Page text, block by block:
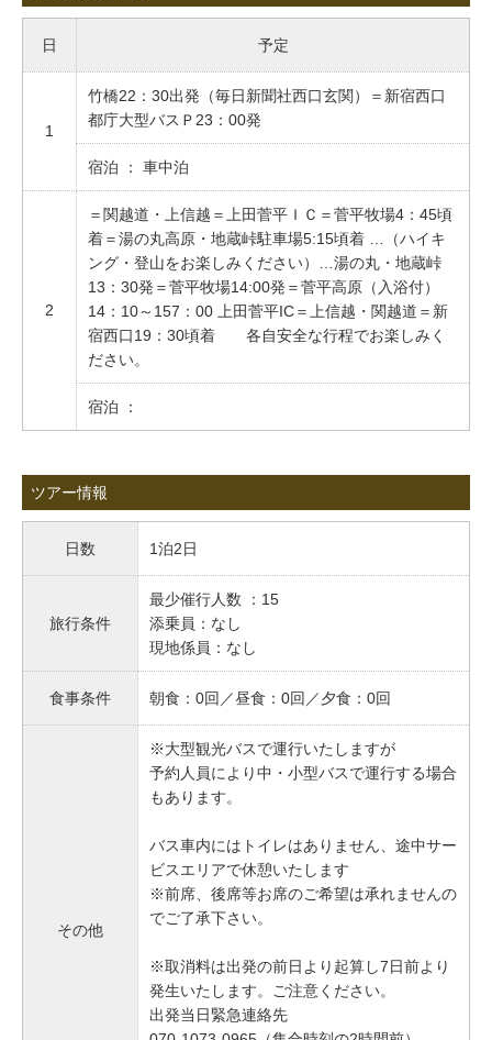
日 予定
1
竹橋22：30出発（毎日新聞社西口玄関）＝新宿西口
都庁大型バスＰ23：00発
宿泊 ： 車中泊
2
＝関越道・上信越＝上田菅平ＩＣ＝菅平牧場4：45頃
着＝湯の丸高原・地蔵峠駐車場5:15頃着 …（ハイキ
ング・登山をお楽しみください）…湯の丸・地蔵峠
13：30発＝菅平牧場14:00発＝菅平高原（入浴付）
14：10～157：00 上田菅平IC＝上信越・関越道＝新
宿西口19：30頃着 各自安全な行程でお楽しみく
ださい。
宿泊 ：
ツアー情報
日数 1泊2日
旅行条件
最少催行人数 ：15
添乗員：なし
現地係員：なし
食事条件 朝食：0回／昼食：0回／夕食：0回
その他
※大型観光バスで運行いたしますが
予約人員により中・小型バスで運行する場合
もあります。
バス車内にはトイレはありません、途中サー
ビスエリアで休憩いたします
※前席、後席等お席のご希望は承れませんの
でご了承下さい。
※取消料は出発の前日より起算し7日前より
発生いたします。ご注意ください。
出発当日緊急連絡先